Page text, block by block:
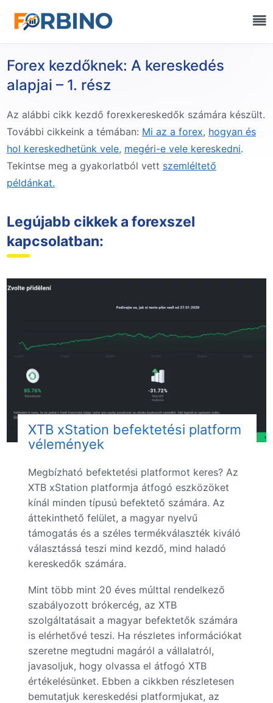
Forex kezdőknek: A kereskedés
alapjai – 1. rész
Az alábbi cikk kezdő forexkereskedők számára készült.
További cikkeink a témában: Mi az a forex, hogyan és
hol kereskedhetünk vele, megéri-e vele kereskedni.
Tekintse meg a gyakorlatból vett szemléltető
példánkat.
Legújabb cikkek a forexszel
kapcsolatban:
XTB xStation befektetési platform
vélemények
Megbízható befektetési platformot keres? Az
XTB xStation platformja átfogó eszközöket
kínál minden típusú befektető számára. Az
áttekinthető felület, a magyar nyelvű
támogatás és a széles termékválaszték kiváló
választássá teszi mind kezdő, mind haladó
kereskedők számára.
Mint több mint 20 éves múlttal rendelkező
szabályozott brókercég, az XTB
szolgáltatásait a magyar befektetők számára
is elérhetővé teszi. Ha részletes információkat
szeretne megtudni magáról a vállalatról,
javasoljuk, hogy olvassa el átfogó XTB
értékelésünket. Ebben a cikkben részletesen
bemutatjuk kereskedési platformjukat, az